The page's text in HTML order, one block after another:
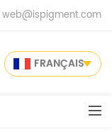
web@ispigment.com
FRANÇAIS